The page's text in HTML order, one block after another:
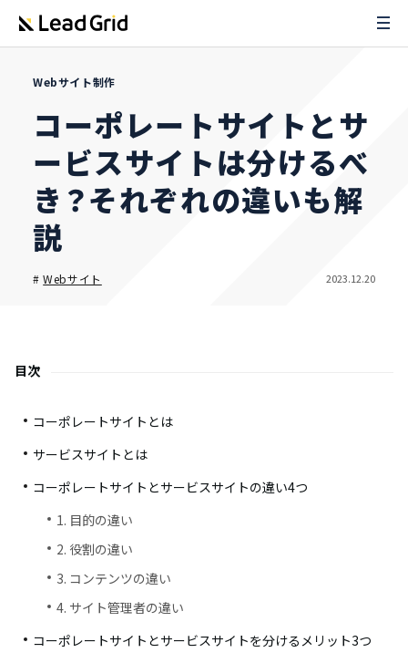
Webサイト制作
コーポレートサイトとサ
ービスサイトは分けるべ
き？それぞれの違いも解
説
#Webサイト 2023.12.20
目次
コーポレートサイトとは
サービスサイトとは
コーポレートサイトとサービスサイトの違い4つ
1. 目的の違い
2. 役割の違い
3. コンテンツの違い
4. サイト管理者の違い
コーポレートサイトとサービスサイトを分けるメリット3つ